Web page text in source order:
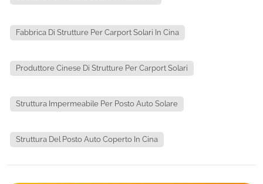
Fabbrica Di Strutture Per Carport Solari In Cina
Produttore Cinese Di Strutture Per Carport Solari
Struttura Impermeabile Per Posto Auto Solare
Struttura Del Posto Auto Coperto In Cina